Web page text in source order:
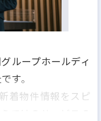
ループホールディ
す。
着物件情報をスピ
ではのサービスの